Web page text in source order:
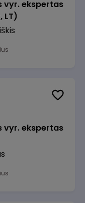
vyr. ekspertas
LT)
vyr. ekspertas